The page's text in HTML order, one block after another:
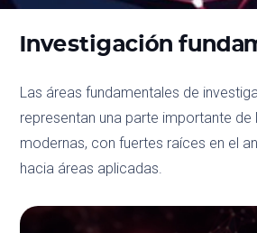
Investigación
Las áreas fundamentales de
representan una parte importante
modernas, con fuertes raíces en el
hacia áreas aplicadas.